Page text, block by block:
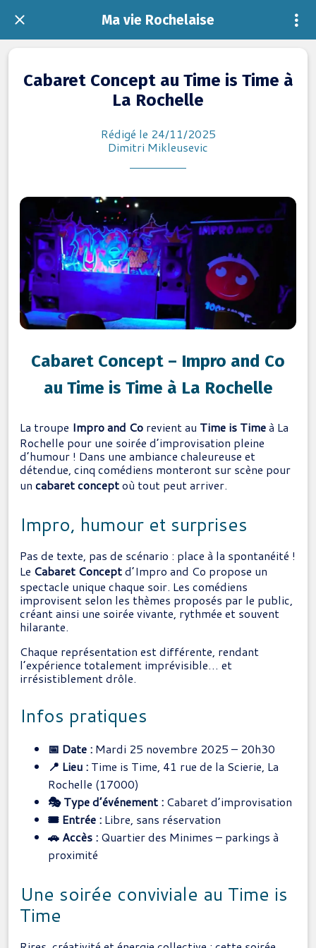
Ma vie Rochelaise
Cabaret Concept au Time is Time à
La Rochelle
Rédigé le 24/11/2025
Dimitri Mikleusevic
Cabaret Concept – Impro and Co
au Time is Time à La Rochelle
La troupe Impro and Co revient au Time is Timeà La
Rochelle pour une soirée d’improvisation pleine
d’humour ! Dans une ambiance chaleureuse et
détendue, cinq comédiens monteront sur scène pour
un cabaret conceptoù tout peut arriver.
Impro, humour et surprises
Pas de texte, pas de scénario : place à la spontanéité !
Le Cabaret Conceptd’Impro and Co propose un
spectacle unique chaque soir. Les comédiens
improvisent selon les thèmes proposés par le public,
créant ainsi une soirée vivante, rythmée et souvent
hilarante.
Chaque représentation est différente, rendant
l’expérience totalement imprévisible… et
irrésistiblement drôle.
Infos pratiques
📅 Date : Mardi 25 novembre 2025 – 20h30
📍 Lieu : Time is Time, 41 rue de la Scierie, La
Rochelle (17000)
🎭 Type d’événement : Cabaret d’improvisation
🎟 Entrée : Libre, sans réservation
🚗 Accès : Quartier des Minimes – parkings à
proximité
Une soirée conviviale au Time is
Time